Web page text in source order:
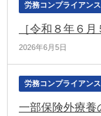
労務コンプライアンス
2026年6月5日
労務コンプライアンス